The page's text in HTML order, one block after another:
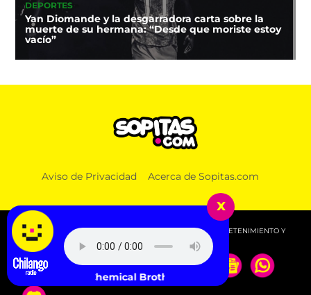
DEPORTES
Yan Diomande y la desgarradora carta sobre la
muerte de su hermana: “Desde que moriste estoy
vacío”
Aviso de Privacidad Acerca de Sopitas.com
© 2026 SOPITAS.COM - MÚSICA, NOTICIAS, DEPORTES, ENTRETENIMIENTO Y
MÁS!.
x
The Chemical Brothers - Hey Boy Hey Girl